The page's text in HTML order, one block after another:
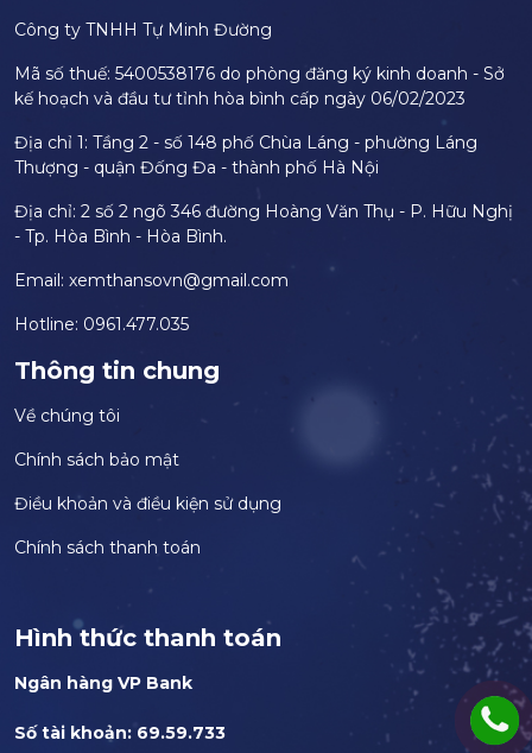
Công ty TNHH Tự Minh Đường
Mã số thuế: 5400538176 do phòng đăng ký kinh doanh - Sở
kế hoạch và đầu tư tỉnh hòa bình cấp ngày 06/02/2023
Địa chỉ 1: Tầng 2 - số 148 phố Chùa Láng - phường Láng
Thượng - quận Đống Đa - thành phố Hà Nội
Địa chỉ: 2 số 2 ngõ 346 đường Hoàng Văn Thụ - P. Hữu Nghị
- Tp. Hòa Bình - Hòa Bình.
Email: xemthansovn@gmail.com
Hotline: 0961.477.035
Thông tin chung
Về chúng tôi
Chính sách bảo mật
Điều khoản và điều kiện sử dụng
Chính sách thanh toán
Hình thức thanh toán
Ngân hàng VP Bank
Số tài khoản: 69.59.733